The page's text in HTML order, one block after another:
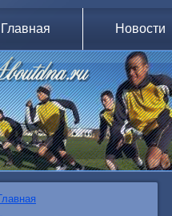
Главная Новости